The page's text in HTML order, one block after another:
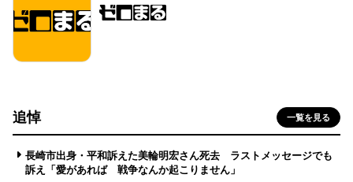
追悼 一覧を見る
長崎市出身・平和訴えた美輪明宏さん死去 ラストメッセージでも
訴え「愛があれば 戦争なんか起こりません」